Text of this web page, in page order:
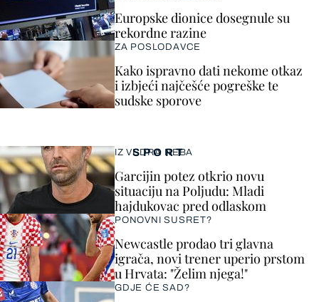
SPORT
IZ VEDRA NEBA
Garcijin potez otkrio novu
situaciju na Poljudu: Mladi
hajdukovac pred odlaskom
PONOVNI SUSRET?
Newcastle prodao tri glavna
igrača, novi trener uperio prstom
u Hrvata: "Želim njega!"
GDJE ĆE SAD?
Europske dionice dosegnule su
rekordne razine
ZA POSLODAVCE
Kako ispravno dati nekome otkaz
i izbjeći najčešće pogreške te
sudske sporove